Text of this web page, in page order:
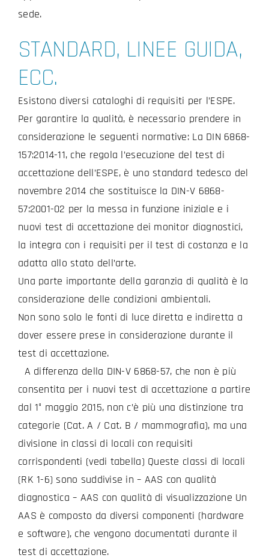
sede.
STANDARD, LINEE GUIDA,
ECC.
Esistono diversi cataloghi di requisiti per l’ESPE.
Per garantire la qualità, è necessario prendere in
considerazione le seguenti normative: La DIN 6868-
157:2014-11, che regola l’esecuzione del test di
accettazione dell’ESPE, è uno standard tedesco del
novembre 2014 che sostituisce la DIN-V 6868-
57:2001-02 per la messa in funzione iniziale e i
nuovi test di accettazione dei monitor diagnostici,
la integra con i requisiti per il test di costanza e la
adatta allo stato dell’arte.
Una parte importante della garanzia di qualità è la
considerazione delle condizioni ambientali.
Non sono solo le fonti di luce diretta e indiretta a
dover essere prese in considerazione durante il
test di accettazione.
A differenza della DIN-V 6868-57, che non è più
consentita per i nuovi test di accettazione a partire
dal 1° maggio 2015, non c’è più una distinzione tra
categorie (Cat. A / Cat. B / mammografia), ma una
divisione in classi di locali con requisiti
corrispondenti (vedi tabella) Queste classi di locali
(RK 1-6) sono suddivise in – AAS con qualità
diagnostica – AAS con qualità di visualizzazione Un
AAS è composto da diversi componenti (hardware
e software), che vengono documentati durante il
test di accettazione.